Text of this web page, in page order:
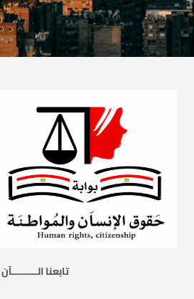
تابعنا الـــــــــآن